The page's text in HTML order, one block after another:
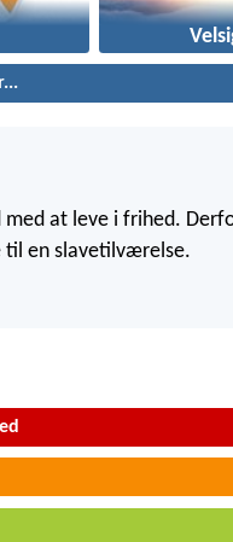
at leve i frihed.
til en slavetilværelse.